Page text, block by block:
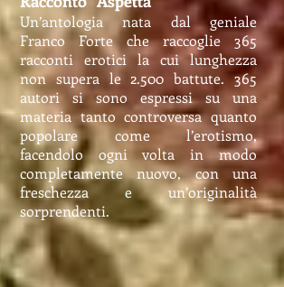
Un’antologia nata dal geniale
Franco Forte che raccoglie 365
racconti erotici la cui lunghezza
non supera le 2.500 battute. 365
autori si sono espressi su una
materia tanto controversa quanto
popolare come l’erotismo,
facendolo ogni volta in modo
completamente nuovo, con una
freschezza e un’originalità
sorprendenti.